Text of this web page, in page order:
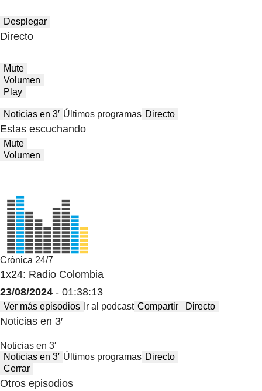
Desplegar
Directo
Mute
Volumen
Play
Noticias en 3′ Últimos programas Directo
Estas escuchando
Mute
Volumen
Crónica 24/7
1x24: Radio Colombia
23/08/2024 - 01:38:13
Ver más episodios Ir al podcast Compartir Directo
Noticias en 3′
Noticias en 3′
Noticias en 3′ Últimos programas Directo
Cerrar
Otros episodios